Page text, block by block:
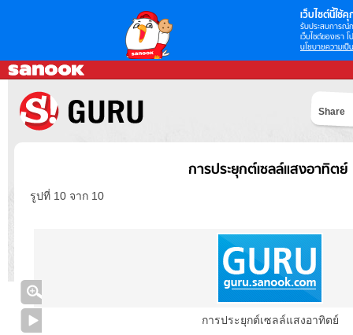
เว็บไซต์นี้ใช้คุ
รับประสบการณ์
เว็บไซต์ของเรา
นโยบายความเป็
Share
การประยุกต์เซลล์แสงอาทิตย์
รูปที่ 10 จาก 10
การประยุกต์เซลล์แสงอาทิตย์